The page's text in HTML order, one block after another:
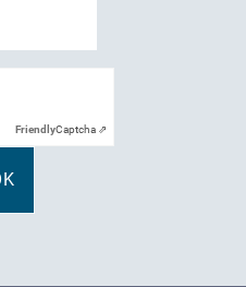
FriendlyCaptcha ⇗